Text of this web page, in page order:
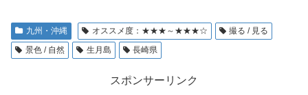
九州・沖縄 オススメ度：★★★～★★★☆
撮る / 見る
景色 / 自然
生月島 長崎県
スポンサーリンク